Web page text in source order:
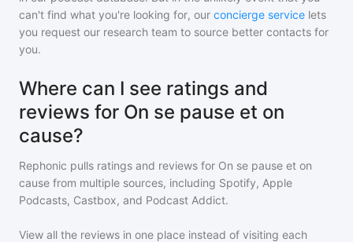
can't find what you're looking for, our concierge service lets
you request our research team to source better contacts for
you.
Where can I see ratings and
reviews for On se pause et on
cause?
Rephonic pulls ratings and reviews for On se pause et on
cause from multiple sources, including Spotify, Apple
Podcasts, Castbox, and Podcast Addict.
View all the reviews in one place instead of visiting each